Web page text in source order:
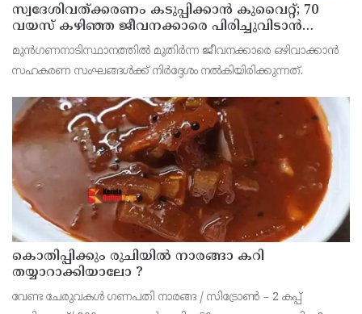
സ്വദേശിവത്ക്കരണം കടുപ്പിക്കാന്‍ കുവൈറ്റ്; 70
വയസ് കഴിഞ്ഞ ജീവനക്കാരെ പിരിച്ചുവിടാന്‍
തീരുമാനം
മുന്‍ഗണനാടിസ്ഥാനത്തില്‍ മുതിര്‍ന്ന ജീവനക്കാരെ ഒഴിവാക്കാന്‍
സഹകരണ സംഘങ്ങള്‍ക്ക് നിര്‍ദ്ദേശം നല്‍കിയിരിക്കുന്നത്.
കൊതിപ്പിക്കും രുചിയിൽ നാരങ്ങാ കറി
തയ്യാറാക്കിയാലോ ?
വേണ്ട ചേരുവകൾ ഗണപതി നാരങ്ങ / സിട്രോൺ – 2 കപ്പ്